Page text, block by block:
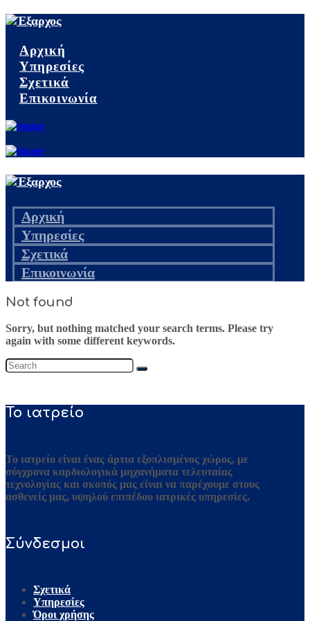
Αρχική
Υπηρεσίες
Σχετικά
Επικοινωνία
Αρχική
Υπηρεσίες
Σχετικά
Επικοινωνία
Not found
Sorry, but nothing matched your search terms. Please try
again with some different keywords.
To ιατρείο
Το ιατρείο είναι ένας άρτια εξοπλισμένος χώρος, με
σύγχρονα καρδιολογικά μηχανήματα τελευταίας
τεχνολογίας και σκοπός μας είναι να παρέχουμε στους
ασθενείς μας, υψηλού επιπέδου ιατρικές υπηρεσίες.
Σύνδεσμοι
Σχετικά
Υπηρεσίες
Όροι χρήσης